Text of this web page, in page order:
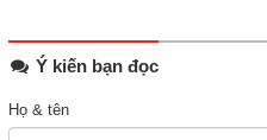
Ý kiến bạn đọc
Họ & tên